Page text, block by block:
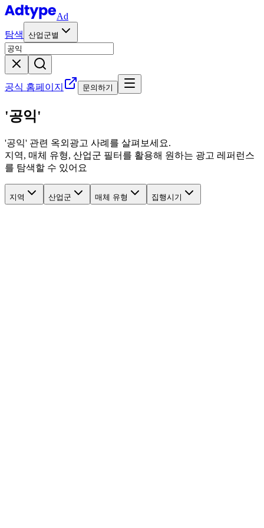
Ad
탐색
산업군별
공식 홈페이지 문의하기
'공익'
'공익' 관련 옥외광고 사례를 살펴보세요.
지역, 매체 유형, 산업군 필터를 활용해 원하는 광고 레퍼런스
를 탐색할 수 있어요
지역 산업군 매체 유형 집행시기